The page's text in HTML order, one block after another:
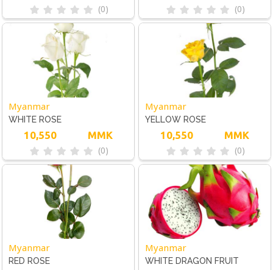
(0) (0)
Myanmar
WHITE ROSE
10,550 MMK
(0)
Myanmar
YELLOW ROSE
10,550 MMK
(0)
Myanmar
RED ROSE
Myanmar
WHITE DRAGON FRUIT